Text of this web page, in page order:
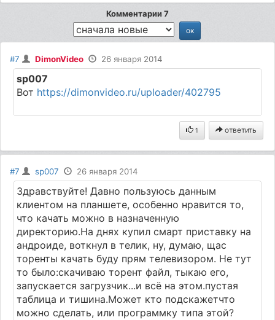
Комментарии 7
#7 DimonVideo 26 января 2014
sp007
Вот https://dimonvideo.ru/uploader/402795
1 ответить
#7 sp007 26 января 2014
Здравствуйте! Давно пользуюсь данным
клиентом на планшете, особенно нравится то,
что качать можно в назначенную
директорию.На днях купил смарт приставку на
андроиде, воткнул в телик, ну, думаю, щас
торенты качать буду прям телевизором. Не тут
то было:скачиваю торент файл, тыкаю его,
запускается загрузчик...и всё на этом.пустая
таблица и тишина.Может кто подскажетчто
можно сделать, или программку типа этой?